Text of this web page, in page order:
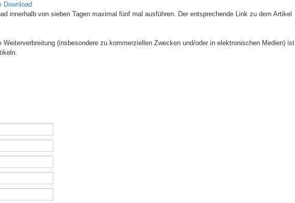
Download
innerhalb von sieben Tagen maximal fünf mal ausführen. Der entsprechende Link zu dem Artikel
(insbesondere zu kommerziellen Zwecken und/oder in elektronischen Medien) ist